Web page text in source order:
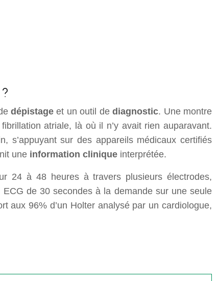
dépistage et un outil dediagnostic. Une montre
atriale, là où il n’y avait rien auparavant.
s’appuyant sur des appareils médicaux certifiés
une information clinique interprétée.
24 à 48 heures à travers plusieurs électrodes,
de 30 secondes à la demande sur une seule
aux 96% d’un Holter analysé par un cardiologue,